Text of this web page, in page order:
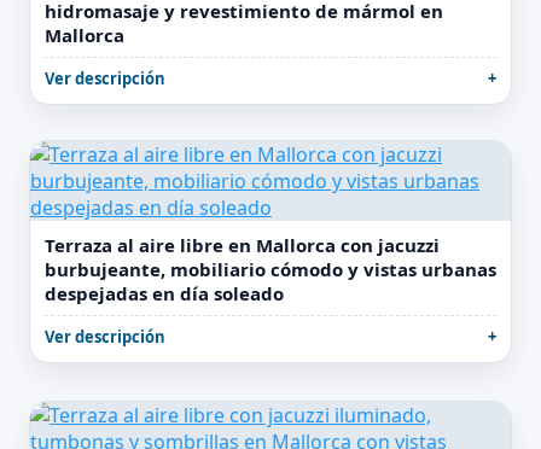
hidromasaje y revestimiento de mármol en
Mallorca
Ver descripción
Terraza al aire libre en Mallorca con jacuzzi
burbujeante, mobiliario cómodo y vistas urbanas
despejadas en día soleado
Ver descripción